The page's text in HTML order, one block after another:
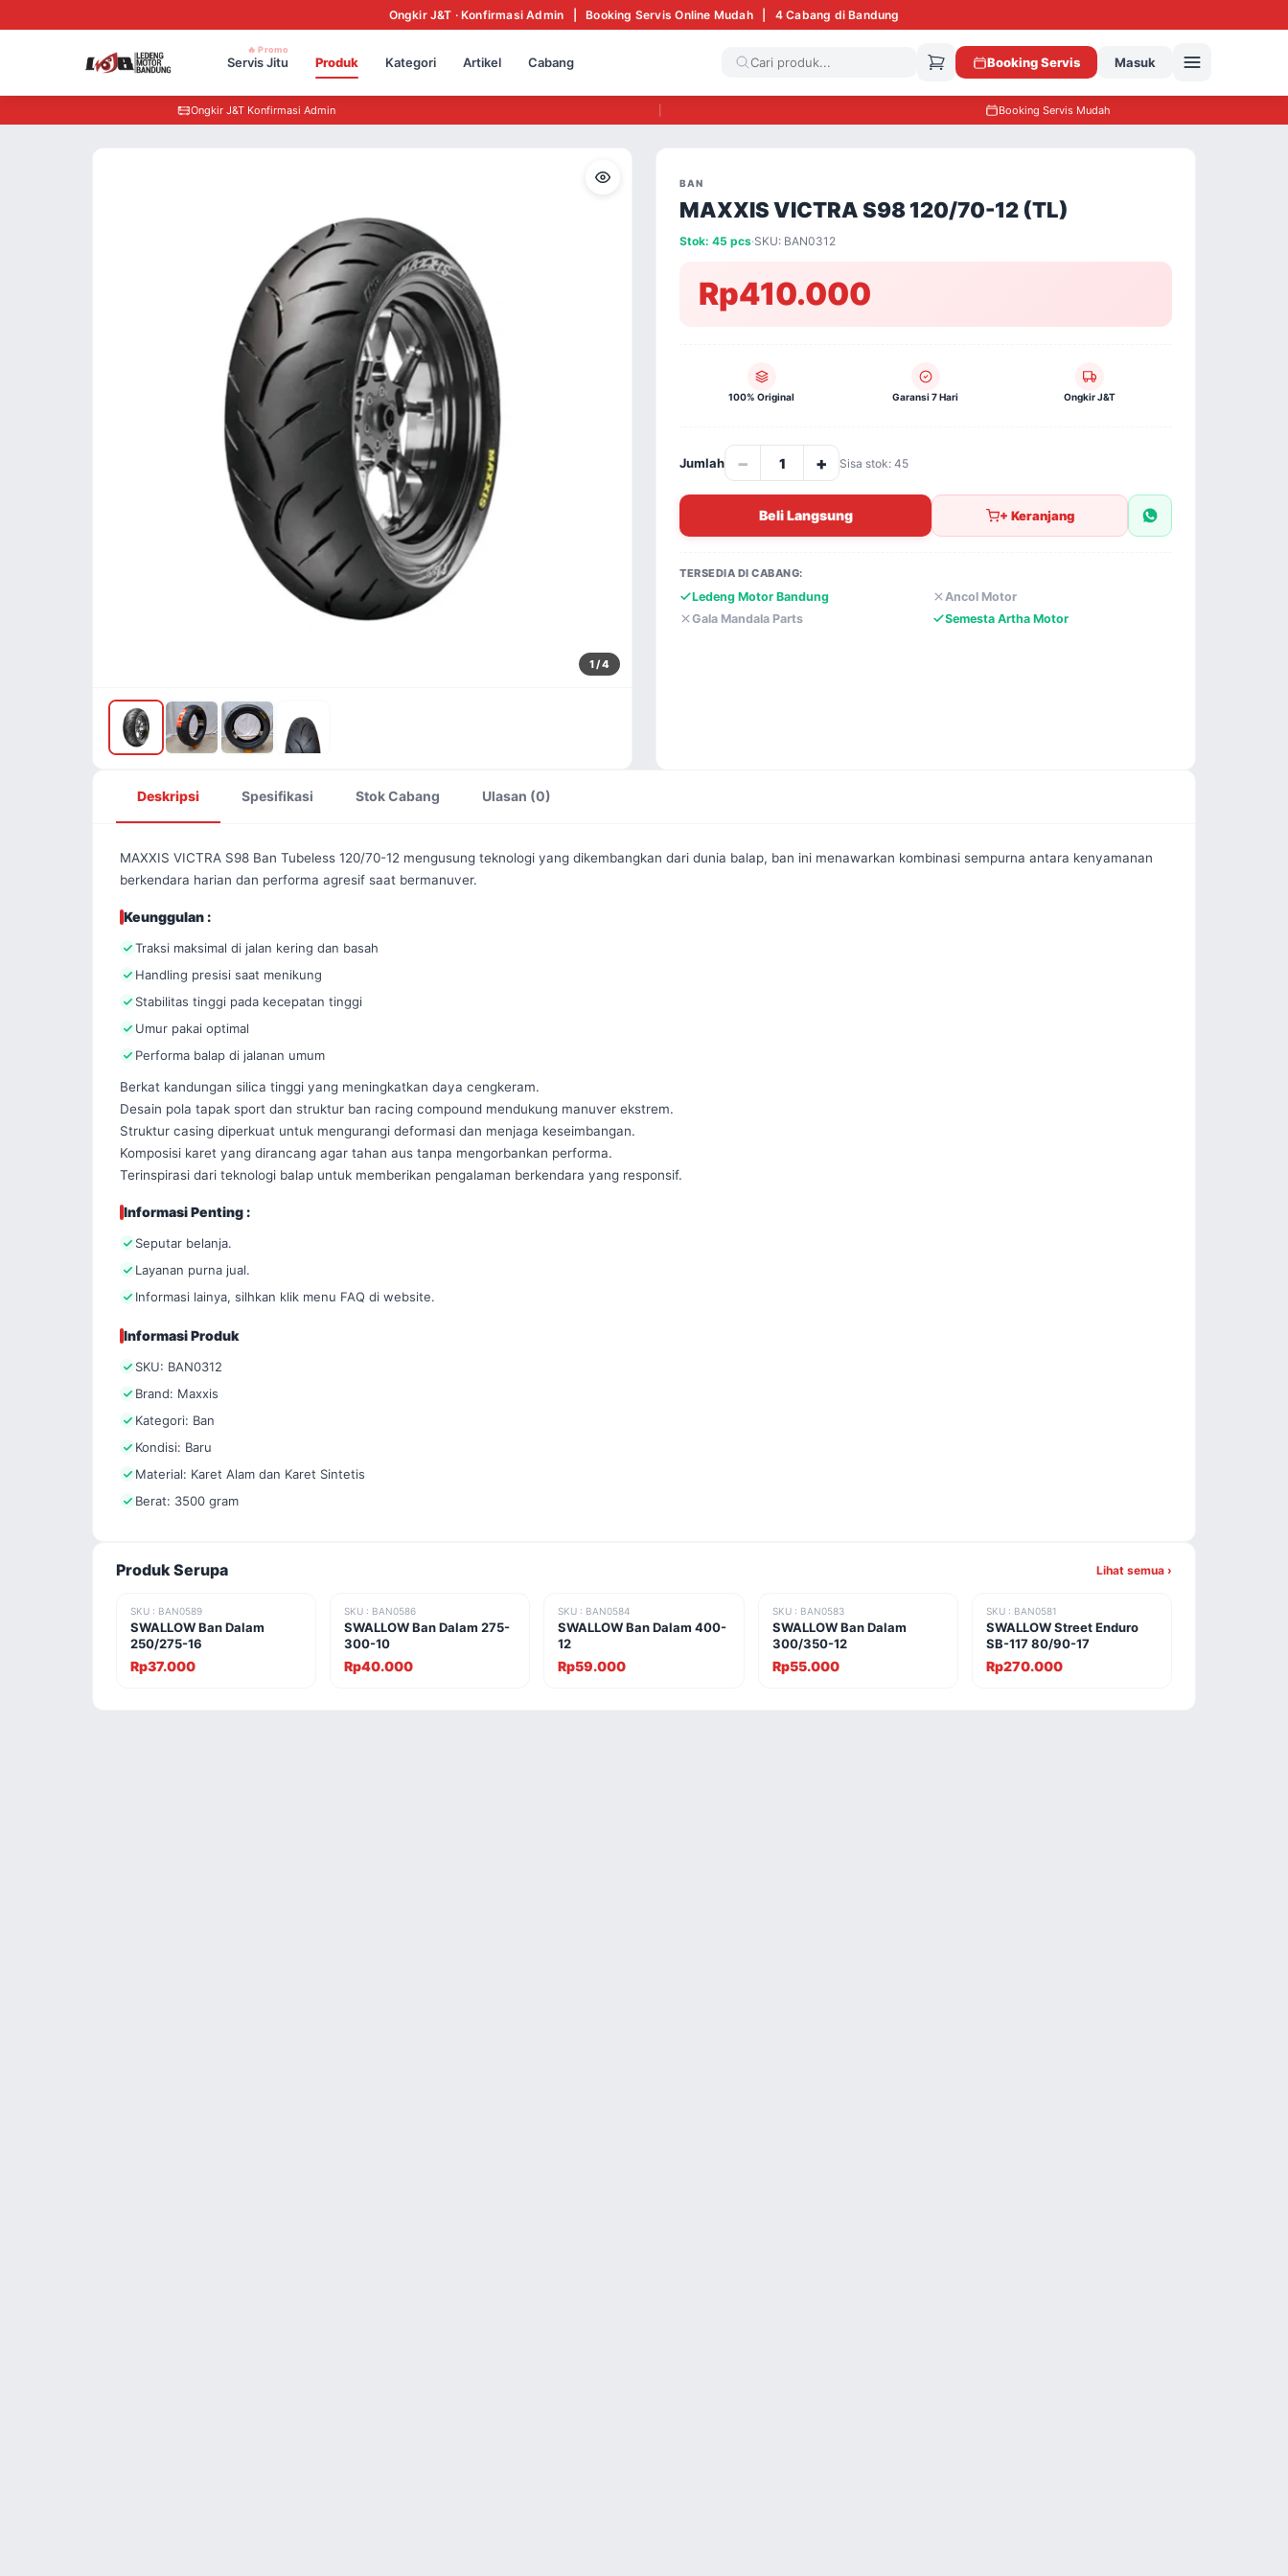
Ongkir J&T · Konfirmasi Admin | Booking Servis Online Mudah | 4 Cabang di Bandung
Servis Jitu
🔥 Promo
Produk Kategori Artikel Cabang Booking Servis Masuk
Ongkir J&T Konfirmasi Admin Booking Servis Mudah
1/ 4
BAN
MAXXIS VICTRA S98 120/70-12 (TL)
Stok: 45 pcs·SKU: BAN0312
Rp410.000
100% Original Garansi 7 Hari Ongkir J&T
Jumlah − + Sisa stok: 45
Beli Langsung + Keranjang
TERSEDIA DI CABANG:
Ledeng Motor Bandung
Ancol Motor
Gala Mandala Parts
Semesta Artha Motor
Deskripsi Spesifikasi Stok Cabang Ulasan (0)
MAXXIS VICTRA S98 Ban Tubeless 120/70-12 mengusung teknologi yang dikembangkan dari dunia balap, ban ini menawarkan kombinasi sempurna antara kenyamanan
berkendara harian dan performa agresif saat bermanuver.
Keunggulan :
Traksi maksimal di jalan kering dan basah
Handling presisi saat menikung
Stabilitas tinggi pada kecepatan tinggi
Umur pakai optimal
Performa balap di jalanan umum
Berkat kandungan silica tinggi yang meningkatkan daya cengkeram.
Desain pola tapak sport dan struktur ban racing compound mendukung manuver ekstrem.
Struktur casing diperkuat untuk mengurangi deformasi dan menjaga keseimbangan.
Komposisi karet yang dirancang agar tahan aus tanpa mengorbankan performa.
Terinspirasi dari teknologi balap untuk memberikan pengalaman berkendara yang responsif.
Informasi Penting :
Seputar belanja.
Layanan purna jual.
Informasi lainya, silhkan klik menu FAQ di website.
Informasi Produk
SKU: BAN0312
Brand: Maxxis
Kategori: Ban
Kondisi: Baru
Material: Karet Alam dan Karet Sintetis
Berat: 3500 gram
Produk Serupa Lihat semua ›
SKU : BAN0589
SWALLOW Ban Dalam
250/275-16
Rp37.000
SKU : BAN0586
SWALLOW Ban Dalam 275-
300-10
Rp40.000
SKU : BAN0584
SWALLOW Ban Dalam 400-
12
Rp59.000
SKU : BAN0583
SWALLOW Ban Dalam
300/350-12
Rp55.000
SKU : BAN0581
SWALLOW Street Enduro
SB-117 80/90-17
Rp270.000